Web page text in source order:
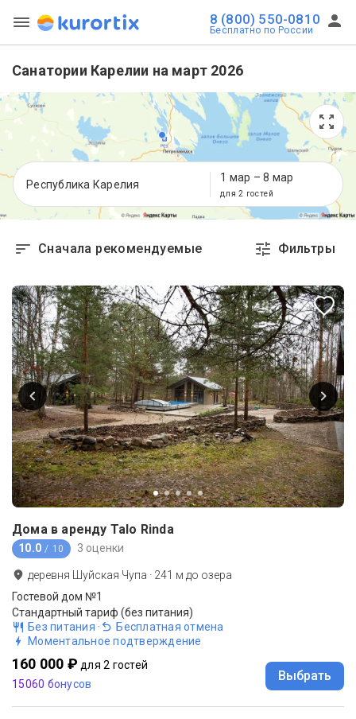
8 (800) 550-0810
Бесплатно по России
Санатории Карелии на март 2026
Республика Карелия
1 мар – 8 мар
для 2 гостей
Сначала рекомендуемые Фильтры
Дома в аренду Talo Rinda
10.0 / 10 3 оценки
деревня Шуйская Чупа · 241 м до озера
Гостевой дом №1
Стандартный тариф (без питания)
Без питания ·
Бесплатная отмена
Моментальное подтверждение
160 000 ₽ для 2 гостей
15060 бонусов
Выбрать